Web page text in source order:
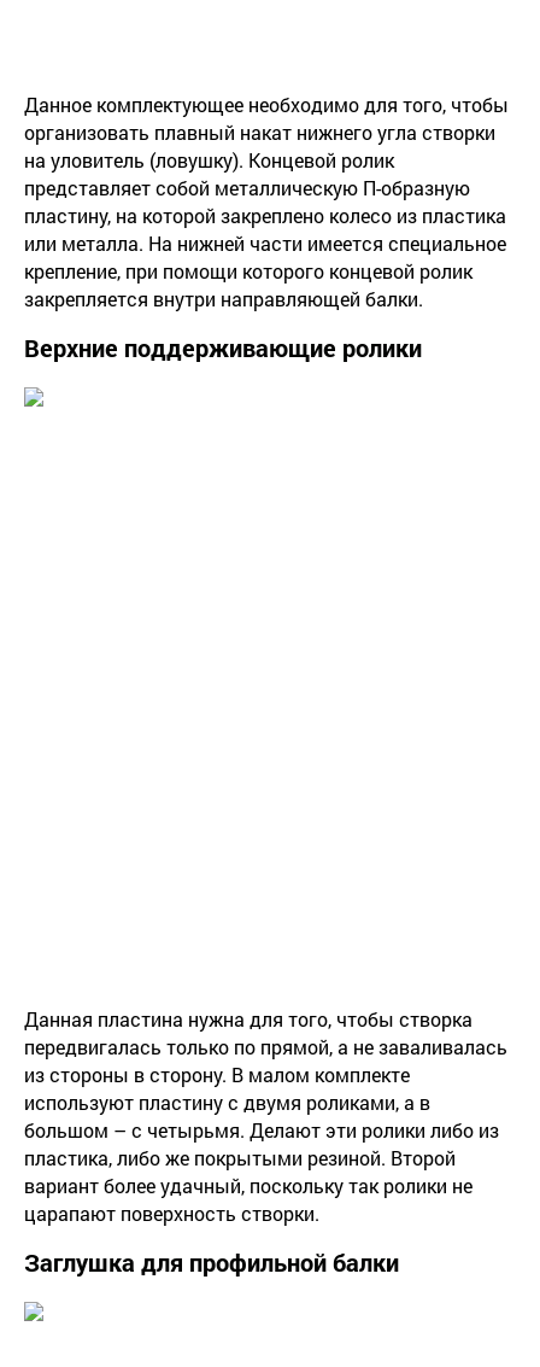
Данное комплектующее необходимо для того, чтобы
организовать плавный накат нижнего угла створки
на уловитель (ловушку). Концевой ролик
представляет собой металлическую П-образную
пластину, на которой закреплено колесо из пластика
или металла. На нижней части имеется специальное
крепление, при помощи которого концевой ролик
закрепляется внутри направляющей балки.
Верхние поддерживающие ролики
Данная пластина нужна для того, чтобы створка
передвигалась только по прямой, а не заваливалась
из стороны в сторону. В малом комплекте
используют пластину с двумя роликами, а в
большом – с четырьмя. Делают эти ролики либо из
пластика, либо же покрытыми резиной. Второй
вариант более удачный, поскольку так ролики не
царапают поверхность створки.
Заглушка для профильной балки